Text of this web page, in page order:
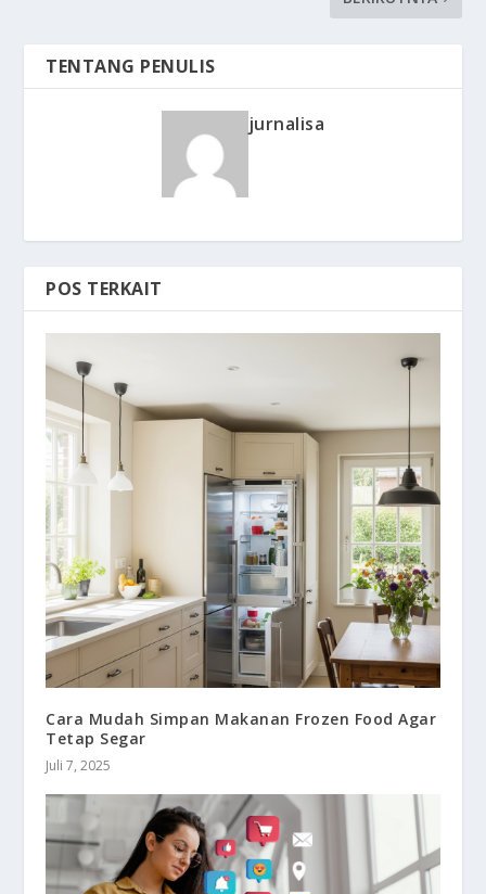
TENTANG PENULIS
jurnalisa
POS TERKAIT
Cara Mudah Simpan Makanan Frozen Food Agar
Tetap Segar
Juli 7, 2025